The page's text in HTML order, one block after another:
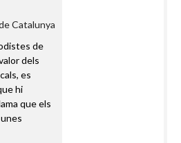
Catalunya
de
dels
es
hi
que els